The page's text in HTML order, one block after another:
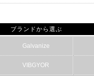
ブランドから選ぶ
Galvanize
VIBGYOR